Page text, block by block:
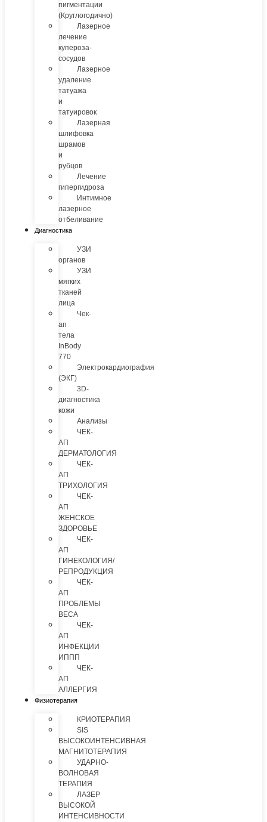
пигментации
(Круглогодично)
Лазерное
лечение
купероза-
сосудов
Лазерное
удаление
татуажа
и
татуировок
Лазерная
шлифовка
шрамов
и
рубцов
Лечение
гипергидроза
Интимное
лазерное
отбеливание
Диагностика
УЗИ
органов
УЗИ
мягких
тканей
лица
Чек-
ап
тела
InBody
770
Электрокардиография
(ЭКГ)
3D-
диагностика
кожи
Анализы
ЧЕК-
АП
ДЕРМАТОЛОГИЯ
ЧЕК-
АП
ТРИХОЛОГИЯ
ЧЕК-
АП
ЖЕНСКОЕ
ЗДОРОВЬЕ
ЧЕК-
АП
ГИНЕКОЛОГИЯ/
РЕПРОДУКЦИЯ
ЧЕК-
АП
ПРОБЛЕМЫ
ВЕСА
ЧЕК-
АП
ИНФЕКЦИИ
ИППП
ЧЕК-
АП
АЛЛЕРГИЯ
Физиотерапия
КРИОТЕРАПИЯ
SIS
ВЫСОКОИНТЕНСИВНАЯ
МАГНИТОТЕРАПИЯ
УДАРНО-
ВОЛНОВАЯ
ТЕРАПИЯ
ЛАЗЕР
ВЫСОКОЙ
ИНТЕНСИВНОСТИ